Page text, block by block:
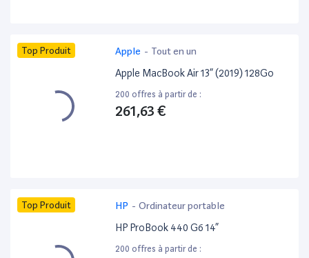
Top Produit Apple - Tout en un
Apple MacBook Air 13” (2019) 128Go
200 offres à partir de :
261,63 €
Top Produit HP - Ordinateur portable
HP ProBook 440 G6 14”
200 offres à partir de :